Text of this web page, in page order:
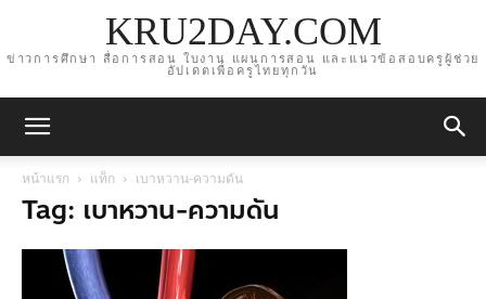
KRU2DAY.COM
ข่าวการศึกษา สื่อการสอน ใบงาน แผนการสอน และแนวข้อสอบครูผู้ช่วย
อัปเดตเพื่อครูไทยทุกวัน
หน้าแรก แท็ก เบาหวาน-ความดัน
Tag: เบาหวาน-ความดัน